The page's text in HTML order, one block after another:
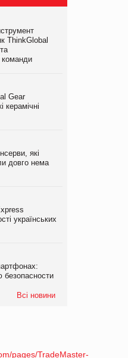
ThinkGlobal
команди
Gear
керамічні
які
довго нема
українських
Всі новини